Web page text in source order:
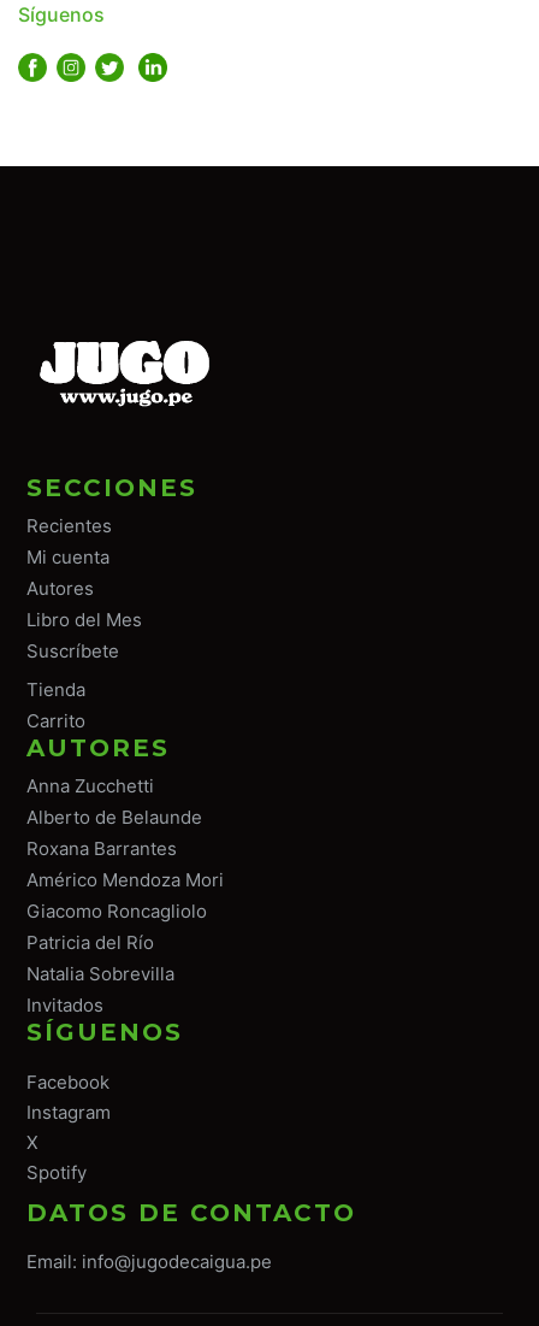
Síguenos
SECCIONES
Recientes
Mi cuenta
Autores
Libro del Mes
Suscríbete
Tienda
Carrito
AUTORES
Anna Zucchetti
Alberto de Belaunde
Roxana Barrantes
Américo Mendoza Mori
Giacomo Roncagliolo
Patricia del Río
Natalia Sobrevilla
Invitados
SÍGUENOS
Facebook
Instagram
X
Spotify
DATOS DE CONTACTO
Email: info@jugodecaigua.pe